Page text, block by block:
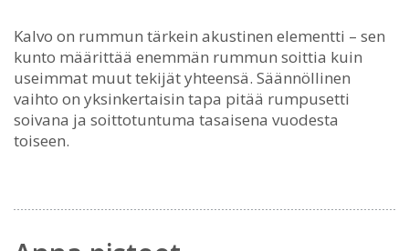
Kalvo on rummun tärkein akustinen elementti – sen
kunto määrittää enemmän rummun soittia kuin
useimmat muut tekijät yhteensä. Säännöllinen
vaihto on yksinkertaisin tapa pitää rumpusetti
soivana ja soittotuntuma tasaisena vuodesta
toiseen.